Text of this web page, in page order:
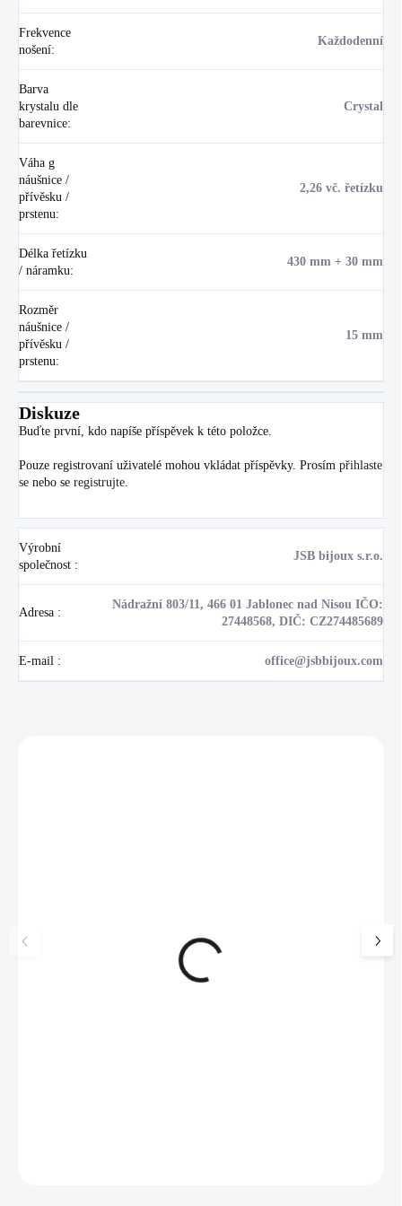
Frekvence
nošení:
Každodenní
Barva
krystalu dle
barevnice:
Crystal
Váha g
náušnice /
přívěsku /
prstenu:
2,26 vč. řetízku
Délka řetízku
/ náramku:
430 mm + 30 mm
Rozměr
náušnice /
přívěsku /
prstenu:
15 mm
Diskuze
Buďte první, kdo napíše příspěvek k této položce.
Pouze registrovaní uživatelé mohou vkládat příspěvky. Prosím přihlaste
se nebo se registrujte
Výrobní
společnost :
JSB bijoux s.r.o.
Adresa :
Nádražní 803/11, 466 01 Jablonec nad Nisou IČO:
27448568, DIČ: CZ274485689
E-mail : office@jsbbijoux.com